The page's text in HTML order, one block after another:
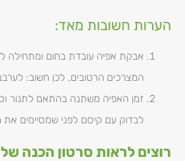
הערות חשובות מאד:
אבקת אפיה עובדת בחום ומתחילה
המצרכים הרטובים, לכן חשוב:
זמן האפיה משתנה בהתאם לתנור
לבדוק עם קיסם לפני שמסיימים את
רוצים לראות סרטון הכנה